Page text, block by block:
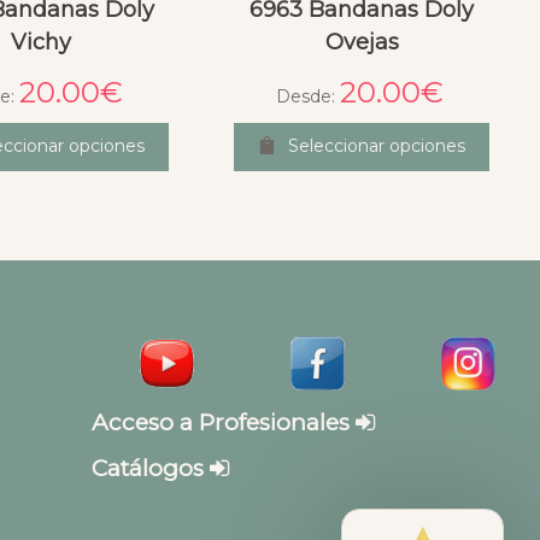
Doly
Vichy
20.00€
opciones
6963 Bandanas Doly
Ovejas
Desde: 20.00€
Seleccionar opciones
Acceso a Profesionales
Catálogos